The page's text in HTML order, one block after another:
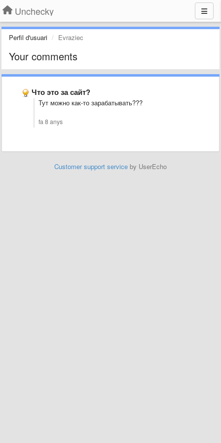
Unchecky
Perfil d'usuari Evraziec
Your comments
Что это за сайт?
Тут можно как-то зарабатывать???
fa 8 anys
Customer support service by UserEcho